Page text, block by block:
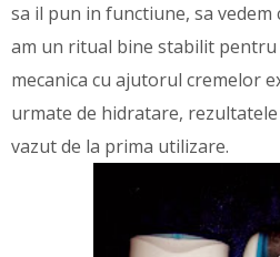
sa il pun in functiune, sa vedem
am un ritual bine stabilit
mecanica cu ajutorul cremelor
urmate de hidratare,
vazut de la prima utilizare.